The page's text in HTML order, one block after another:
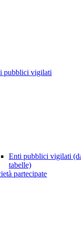
pubblici vigilati
Enti pubblici vigilati
tabelle)
partecipate